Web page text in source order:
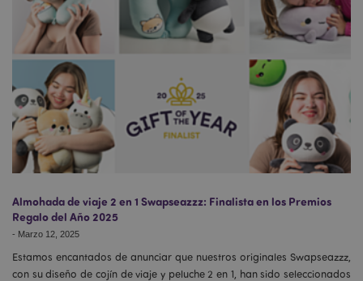
Almohada de viaje 2 en 1 Swapseazzz: Finalista en los Premios
Regalo del Año 2025
- Marzo 12, 2025
Estamos encantados de anunciar que nuestros originales Swapseazzz,
con su diseño de cojín de viaje y peluche 2 en 1, han sido seleccionados